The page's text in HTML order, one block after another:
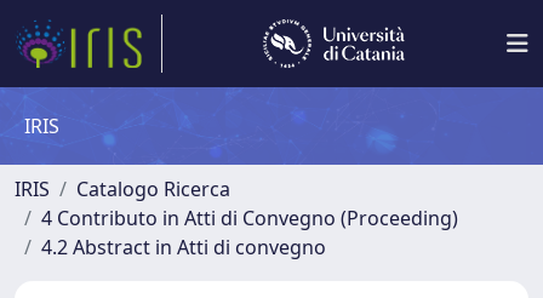
IRIS
IRIS
Catalogo Ricerca
4 Contributo in Atti di Convegno (Proceeding)
4.2 Abstract in Atti di convegno